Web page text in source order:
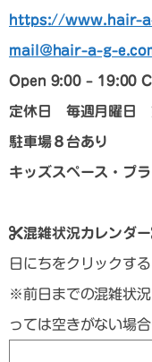
https://www.hair-
mail@hair-a-g-
Open 9:00 – 19:00
定休日 毎週月曜日
駐車場８台あり
キッズスペース・プ
混雑状況カレンダー
日にちをクリックす
※前日までの混雑状
っては空きがない場